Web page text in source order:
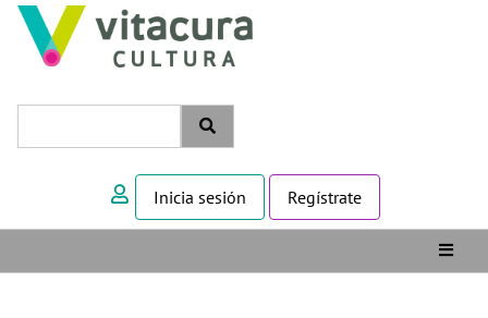
Inicia sesión Regístrate